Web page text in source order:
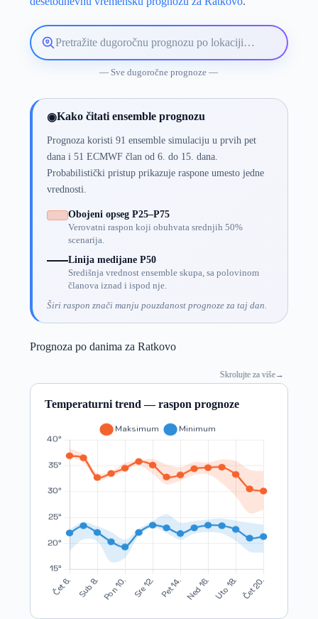
Pretražite
lokaciju
— Sve dugoročne prognoze —
◉Kako čitati ensemble prognozu
Prognoza koristi 91 ensemble simulaciju u prvih pet
dana i 51 ECMWF član od 6. do 15. dana.
Probabilistički pristup prikazuje raspone umesto jedne
vrednosti.
Obojeni opseg P25–P75
Verovatni raspon koji obuhvata srednjih 50%
scenarija.
Linija medijane P50
Središnja vrednost ensemble skupa, sa polovinom
članova iznad i ispod nje.
Širi raspon znači manju pouzdanost prognoze za taj dan.
Prognoza po danima za Ratkovo
Skrolujte za više→
Temperaturni trend — raspon prognoze